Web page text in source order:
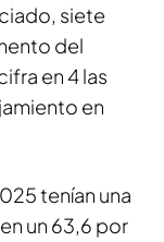
siete
del
en 4 las
en
tenían una
un 63,6 por